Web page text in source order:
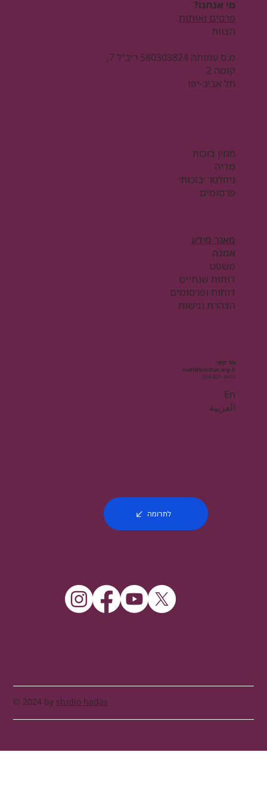
צור קשר
mail@bizchut.org.il
054-821-3414
Enֿ
العربية
מי אנחנו?
פרסים ואותות
הצוות
מ.ס עמותה 580303824 ריב"ל 7,
קומה 2
תל אביב-יפו
מגזין בזכות
מדיה
ניוזלטר ׳בזכות׳
פרסומים
מאגר מידע
אמנה
משפט
דוחות שנתיים
דוחות ופרסומים
הצהרת נגישות
לתרומה
© 2024 by studio hadas